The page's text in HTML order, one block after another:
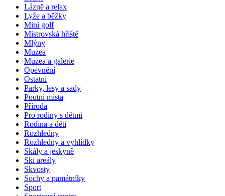
Lázně a relax
Lyže a běžky
Mini golf
Mistrovská hřiště
Mlýny
Muzea
Muzea a galerie
Opevnění
Ostatní
Parky, lesy a sady
Poutní místa
Příroda
Pro rodiny s dětmi
Rodina a děti
Rozhledny
Rozhledny a vyhlídky
Skály a jeskyně
Ski areály
Skvosty
Sochy a památníky
Sport